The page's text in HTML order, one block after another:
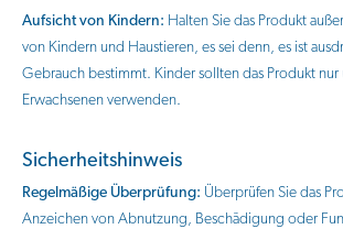
Aufsicht von Kindern: Halten Sie das Produkt
von Kindern und Haustieren, es sei denn, es ist
Gebrauch bestimmt. Kinder sollten das Produkt
Erwachsenen verwenden.
Sicherheitshinweis
Regelmäßige Überprüfung: Überprüfen Sie das
Anzeichen von Abnutzung, Beschädigung oder